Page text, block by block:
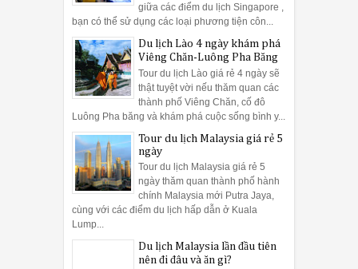
giữa các điểm du lịch Singapore ,
bạn có thể sử dụng các loại phương tiện côn...
Du lịch Lào 4 ngày khám phá
Viêng Chăn-Luông Pha Băng
Tour du lịch Lào giá rẻ 4 ngày sẽ
thật tuyệt vời nếu thăm quan các
thành phố Viêng Chăn, cố đô
Luông Pha băng và khám phá cuộc sống bình y...
Tour du lịch Malaysia giá rẻ 5
ngày
Tour du lịch Malaysia giá rẻ 5
ngày thăm quan thành phố hành
chính Malaysia mới Putra Jaya,
cùng với các điểm du lịch hấp dẫn ở Kuala
Lump...
Du lịch Malaysia lần đầu tiên
nên đi đâu và ăn gì?